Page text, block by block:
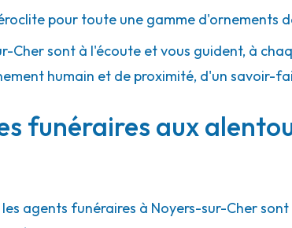
pour toute une gamme d'ornements
Cher sont à l'écoute et vous guident, à
humain et de proximité, d'un savoir-
funéraires aux
agents funéraires à Noyers-sur-Cher